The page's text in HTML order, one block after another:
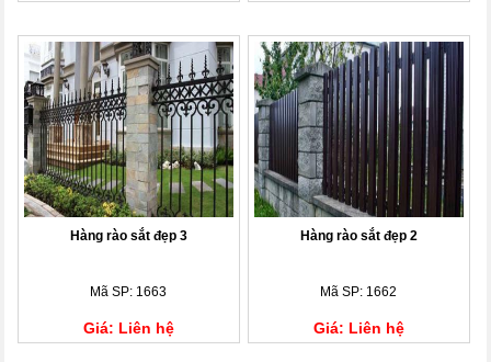
Hàng rào sắt đẹp 3
Mã SP: 1663
Giá: Liên hệ
Hàng rào sắt đẹp 2
Mã SP: 1662
Giá: Liên hệ